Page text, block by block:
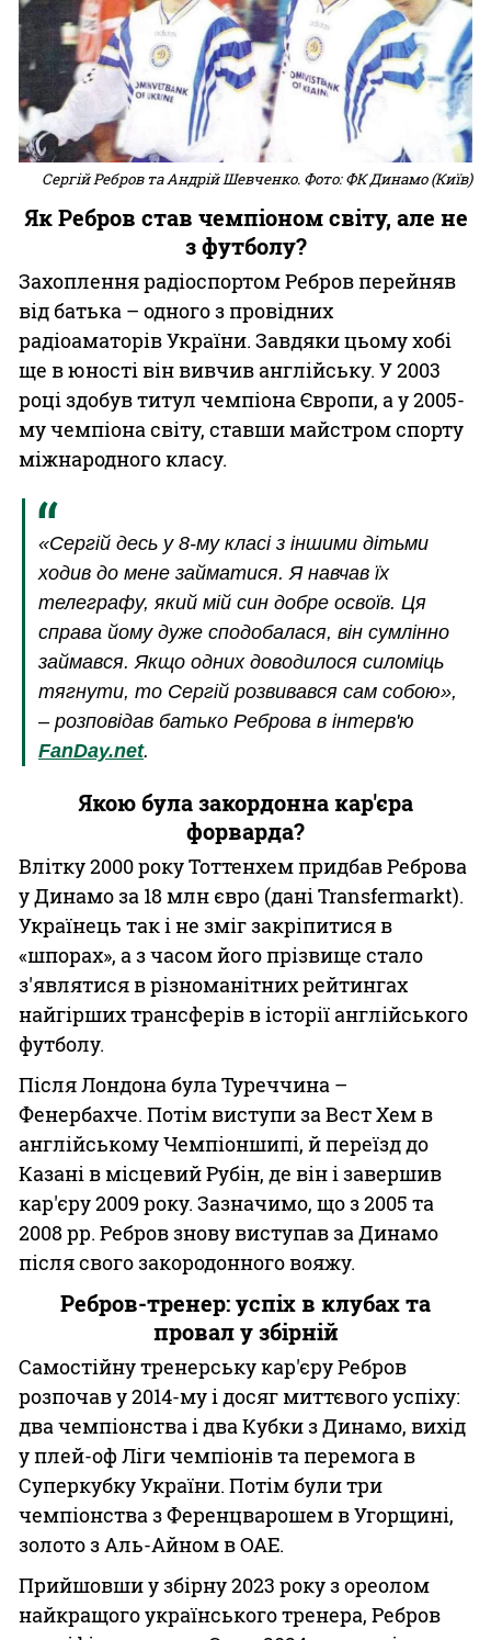
Сергій Ребров та Андрій Шевченко. Фото: ФК Динамо (Київ)
Як Ребров став чемпіоном світу, але не
з футболу?
Захоплення радіоспортом Ребров перейняв
від батька – одного з провідних
радіоаматорів України. Завдяки цьому хобі
ще в юності він вивчив англійську. У 2003
році здобув титул чемпіона Європи, а у 2005-
му чемпіона світу, ставши майстром спорту
міжнародного класу.
«Сергій десь у 8-му класі з іншими дітьми
ходив до мене займатися. Я навчав їх
телеграфу, який мій син добре освоїв. Ця
справа йому дуже сподобалася, він сумлінно
займався. Якщо одних доводилося силоміць
тягнути, то Сергій розвивався сам собою»,
– розповідав батько Реброва в інтерв'ю
FanDay.net.
Якою була закордонна кар'єра
форварда?
Влітку 2000 року Тоттенхем придбав Реброва
у Динамо за 18 млн євро (дані Transfermarkt).
Українець так і не зміг закріпитися в
«шпорах», а з часом його прізвище стало
з'являтися в різноманітних рейтингах
найгірших трансферів в історії англійського
футболу.
Після Лондона була Туреччина –
Фенербахче. Потім виступи за Вест Хем в
англійському Чемпіоншипі, й переїзд до
Казані в місцевий Рубін, де він і завершив
кар'єру 2009 року. Зазначимо, що з 2005 та
2008 рр. Ребров знову виступав за Динамо
після свого закородонного вояжу.
Ребров-тренер: успіх в клубах та
провал у збірній
Самостійну тренерську кар'єру Ребров
розпочав у 2014-му і досяг миттєвого успіху:
два чемпіонства і два Кубки з Динамо, вихід
у плей-оф Ліги чемпіонів та перемога в
Суперкубку України. Потім були три
чемпіонства з Ференцварошем в Угорщині,
золото з Аль-Айном в ОАЕ.
Прийшовши у збірну 2023 року з ореолом
найкращого українського тренера, Ребров